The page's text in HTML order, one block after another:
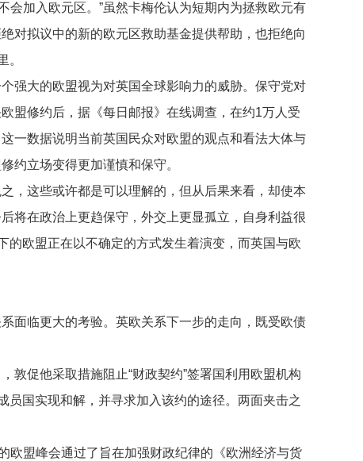
加入欧元区。”虽然卡梅伦认为短期内为拯救欧元有
对拟议中的新的欧元区救助基金提供帮助，也拒绝向
。
大的欧盟视为对英国全球影响力的威胁。保守党对
盟修约后，据《每日邮报》在线调查，在约1万人受
一数据说明当前英国民众对欧盟的观点和看法大体与
约立场变得更加谨慎和保守。
这些或许都是可以理解的，但从后果来看，却使本
将在政治上更趋保守，外交上更显孤立，自身利益很
的欧盟正在以不确定的方式发生着演变，而英国与欧
临更大的考验。英欧关系下一步的走向，既受欧债
促他采取措施阻止“财政契约”签署国利用欧盟机构
员国实现和解，并寻求加入该约的途径。两面夹击之
盟峰会通过了旨在加强财政纪律的《欧洲经济与货